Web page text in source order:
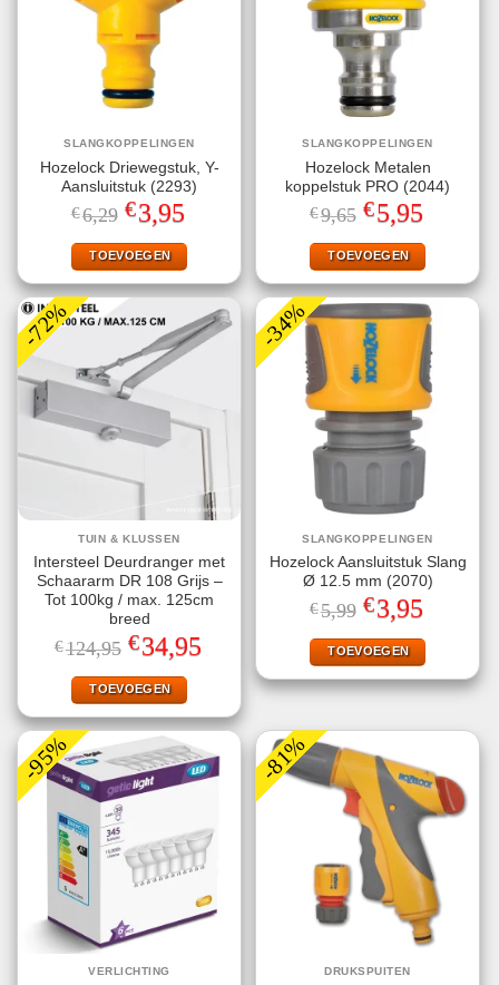
SLANGKOPPELINGEN
Hozelock Driewegstuk, Y-
Aansluitstuk (2293)
€6,29 Oorspronkelijke
prijs
was:
€6,29.
€3,95
is:
€3,95.
TOEVOEGEN
SLANGKOPPELINGEN
Hozelock Metalen
koppelstuk PRO (2044)
€9,65 Oorspronkelijke
prijs
was:
€9,65.
€5,95
is:
€5,95.
TOEVOEGEN
-72%
TUIN & KLUSSEN
Intersteel Deurdranger met
Schaararm DR 108 Grijs –
Tot 100kg / max. 125cm
breed
€124,95 Oorspronkelijke
prijs
was:
€124,95.
€34,95
TOEVOEGEN
-34%
SLANGKOPPELINGEN
Hozelock Aansluitstuk Slang
Ø 12.5 mm (2070)
€5,99 Oorspronkelijke
prijs
was:
€5,99.
€3,95
is:
€3,95.
TOEVOEGEN
-95%
VERLICHTING
-81%
DRUKSPUITEN